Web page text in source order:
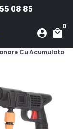
08 85
account_circle local_mall
0
Cu Acumulator